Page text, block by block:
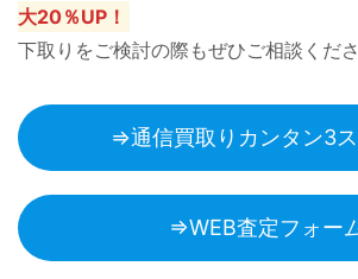
大20％UP！
下取りをご検討の際もぜひご相談くだ
⇒通信買取りカンタン3
⇒WEB査定フォー